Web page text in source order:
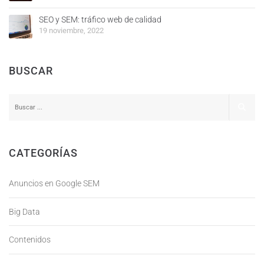
SEO y SEM: tráfico web de calidad
19 noviembre, 2022
BUSCAR
CATEGORÍAS
Anuncios en Google SEM
Big Data
Contenidos